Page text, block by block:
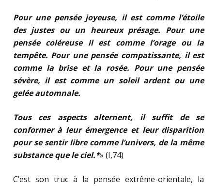
Pour une pensée joyeuse, il est comme l’étoile
des justes ou un heureux présage. Pour une
pensée coléreuse il est comme l’orage ou la
tempête. Pour une pensée compatissante, il est
comme la brise et la rosée. Pour une pensée
sévère, il est comme un soleil ardent ou une
gelée automnale.
Tous ces aspects alternent, il suffit de se
conformer à leur émergence et leur disparition
pour se sentir libre comme l’univers, de la même
substance que le ciel.*» (I,74)
C’est son truc à la pensée extrême-orientale, la